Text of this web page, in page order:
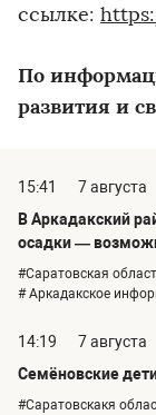
ссылке:
По
развития и
15:41
7 августа
В Аркадакский
осадки —
#Саратовская
# Аркадакское
14:19
7 августа
Семёновские
#Саратовскакя